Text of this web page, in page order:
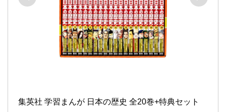
集英社 学習まんが 日本の歴史 全20巻+特典セット